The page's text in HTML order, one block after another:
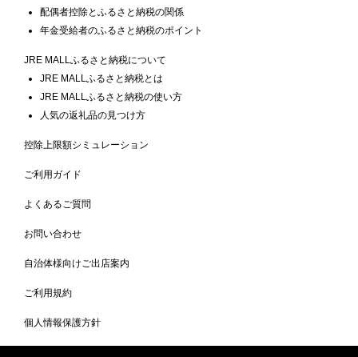
配偶者控除とふるさと納税の関係
年金受給者のふるさと納税のポイント
JRE MALLふるさと納税について
JRE MALLふるさと納税とは
JRE MALLふるさと納税の使い方
人気の返礼品の見つけ方
控除上限額シミュレーション
ご利用ガイド
よくあるご質問
お問い合わせ
自治体様向けご出店案内
ご利用規約
個人情報保護方針